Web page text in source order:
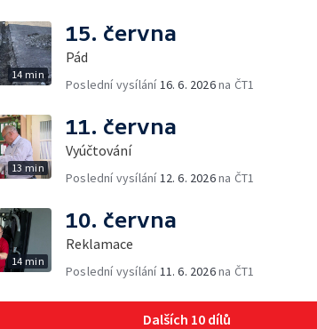
14 min
15. června
Pád
Poslední vysílání16. 6. 2026na ČT1
13 min
11. června
Vyúčtování
Poslední vysílání12. 6. 2026na ČT1
14 min
10. června
Reklamace
Poslední vysílání11. 6. 2026na ČT1
Dalších 10 dílů